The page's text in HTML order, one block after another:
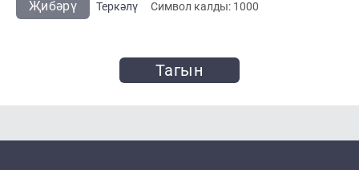
Җибәрү Теркәлү Cимвол калды: 1000
Тагын